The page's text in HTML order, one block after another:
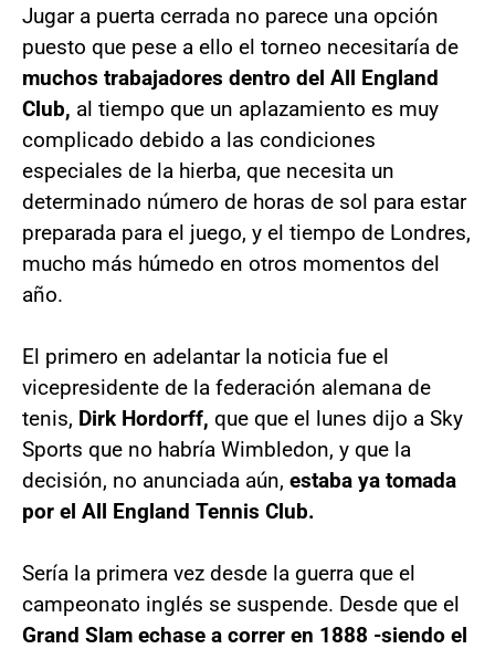
Jugar a puerta cerrada no parece una opción
puesto que pese a ello el torneo necesitaría de
muchos trabajadores dentro del All England
Club, al tiempo que un aplazamiento es muy
complicado debido a las condiciones
especiales de la hierba, que necesita un
determinado número de horas de sol para estar
preparada para el juego, y el tiempo de Londres,
mucho más húmedo en otros momentos del
año.
El primero en adelantar la noticia fue el
vicepresidente de la federación alemana de
tenis, Dirk Hordorff, que que el lunes dijo a Sky
Sports que no habría Wimbledon, y que la
decisión, no anunciada aún, estaba ya tomada
por el All England Tennis Club.
Sería la primera vez desde la guerra que el
campeonato inglés se suspende. Desde que el
Grand Slam echase a correr en 1888 -siendo el